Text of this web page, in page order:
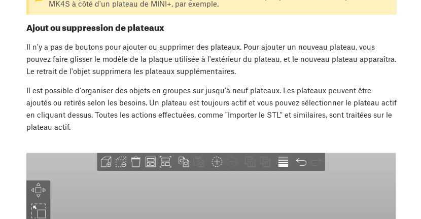
MK4S à côté d'un plateau de MINI+, par exemple.
Ajout ou suppression de plateaux
Il n'y a pas de boutons pour ajouter ou supprimer des plateaux. Pour ajouter un nouveau plateau, vous
pouvez faire glisser le modèle de la plaque utilisée à l'extérieur du plateau, et le nouveau plateau apparaîtra.
Le retrait de l'objet supprimera les plateaux supplémentaires.
Il est possible d'organiser des objets en groupes sur jusqu'à neuf plateaux. Les plateaux peuvent être
ajoutés ou retirés selon les besoins. Un plateau est toujours actif et vous pouvez sélectionner le plateau actif
en cliquant dessus. Toutes les actions effectuées, comme "Importer le STL" et similaires, sont traitées sur le
plateau actif.